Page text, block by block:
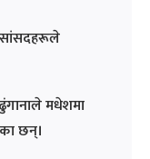
सांसदहरूले
मधेशमा
छन्।